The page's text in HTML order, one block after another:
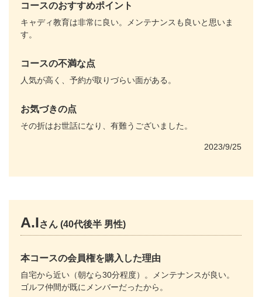
コースのおすすめポイント
キャディ教育は非常に良い。メンテナンスも良いと思いま
す。
コースの不満な点
人気が高く、予約が取りづらい面がある。
お気づきの点
その折はお世話になり、有難うございました。
2023/9/25
A.Iさん (40代後半 男性)
本コースの会員権を購入した理由
自宅から近い（朝なら30分程度）。メンテナンスが良い。
ゴルフ仲間が既にメンバーだったから。